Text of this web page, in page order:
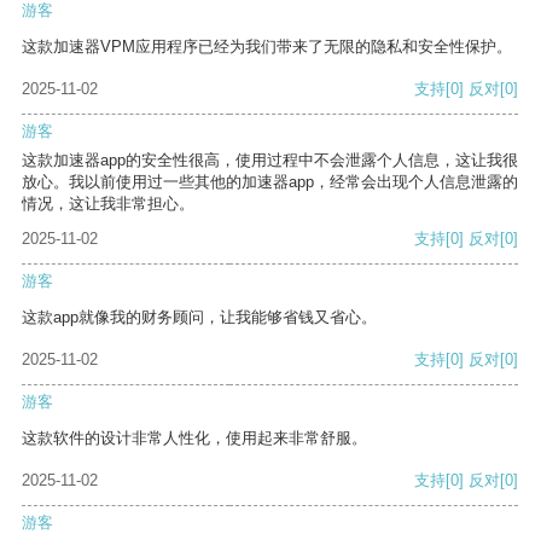
游客
这款加速器VPM应用程序已经为我们带来了无限的隐私和安全性保护。
2025-11-02 支持[0] 反对[0]
游客
这款加速器app的安全性很高，使用过程中不会泄露个人信息，这让我很
放心。我以前使用过一些其他的加速器app，经常会出现个人信息泄露的
情况，这让我非常担心。
2025-11-02
支持[0] 反对[0]
游客
这款app就像我的财务顾问，让我能够省钱又省心。
2025-11-02 支持[0] 反对[0]
游客
这款软件的设计非常人性化，使用起来非常舒服。
2025-11-02 支持[0] 反对[0]
游客